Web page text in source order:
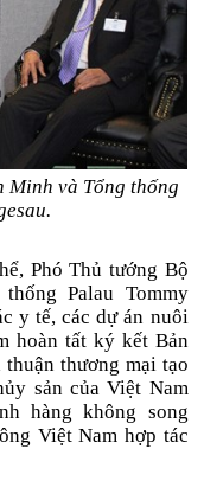
Minh và Tổng thống
Phó Thủ tướng Bộ
Palau Tommy
y tế, các dự án nuôi
hoàn tất ký kết Bản
thương mại tạo
sản của Việt Nam
hàng không song
Việt Nam hợp tác